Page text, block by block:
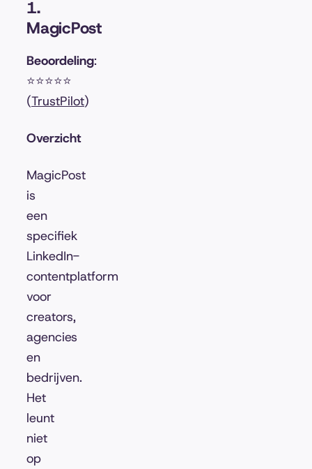
1.
MagicPost
Beoordeling:
⭐⭐⭐⭐⭐
(TrustPilot)
Overzicht
MagicPost
is
een
specifiek
LinkedIn-
contentplatform
voor
creators,
agencies
en
bedrijven.
Het
leunt
niet
op